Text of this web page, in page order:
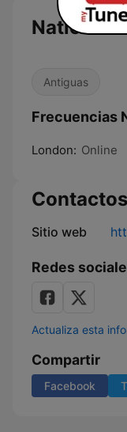
Nation
Antiguas
Frecuencias
London: Online
Contactos
Sitio web
Redes
Actualiza esta
Compartir
Facebook